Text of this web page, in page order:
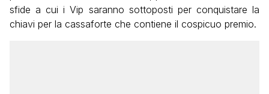
sfide a cui i Vip saranno sottoposti per conquistare la
chiavi per la cassaforte che contiene il cospicuo premio.